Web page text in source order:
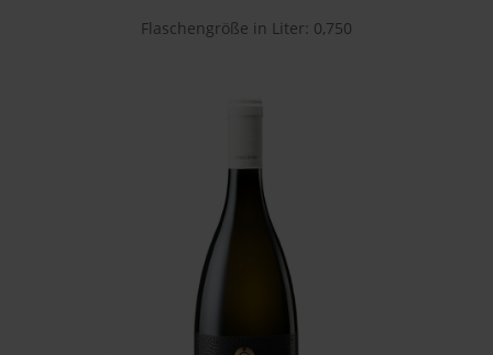
Flaschengröße in Liter: 0,750